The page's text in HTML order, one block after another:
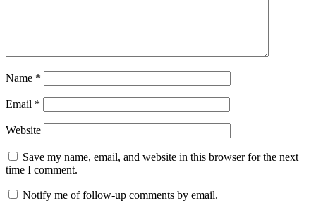
Name *
Email *
Website
Save my name, email, and website in this browser for the next
time I comment.
Notify me of follow-up comments by email.